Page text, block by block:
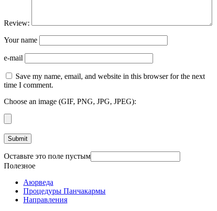
Review:
Your name
e-mail
Save my name, email, and website in this browser for the next
time I comment.
Choose an image (GIF, PNG, JPG, JPEG):
Оставьте это поле пустым
Полезное
Аюрведа
Процедуры Панчакармы
Направления